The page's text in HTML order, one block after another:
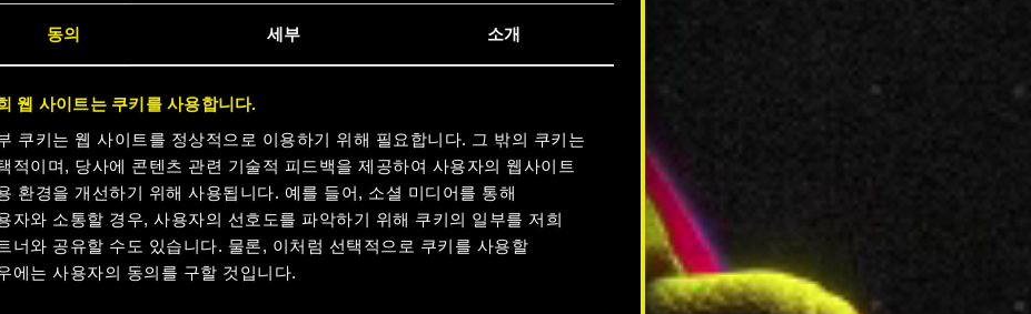
동의 세부 소개
웹 사이트는 쿠키를 사용합니다.
쿠키는 웹 사이트를 정상적으로 이용하기 위해 필요합니다. 그 밖의 쿠키는
적이며, 당사에 콘텐츠 관련 기술적 피드백을 제공하여 사용자의 웹사이트
환경을 개선하기 위해 사용됩니다. 예를 들어, 소셜 미디어를 통해
자와 소통할 경우, 사용자의 선호도를 파악하기 위해 쿠키의 일부를 저희
너와 공유할 수도 있습니다. 물론, 이처럼 선택적으로 쿠키를 사용할
에는 사용자의 동의를 구할 것입니다.
크
금